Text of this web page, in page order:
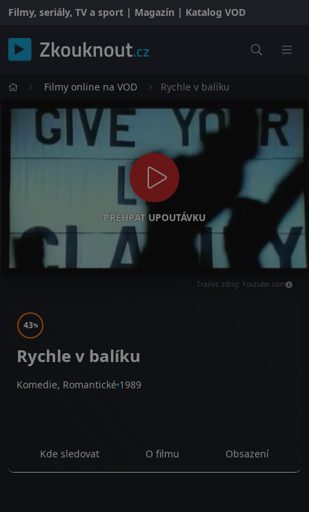
Filmy, seriály, TV a sport | Magazín | Katalog VOD
Filmy online na VOD Rychle v balíku
PŘEHRÁT UPOUTÁVKU
Trailer, zdroj: Youtube.com
43%
Rychle v balíku
Komedie, Romantické 1989
Kde sledovat O filmu Obsazení